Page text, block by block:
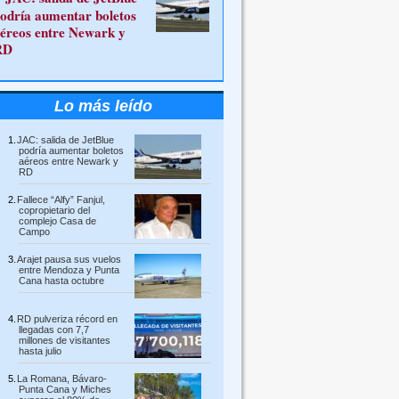
aumentar boletos
entre Newark y
Lo más leído
JAC: salida de JetBlue
podría aumentar boletos
aéreos entre Newark y
RD
Fallece “Alfy” Fanjul,
copropietario del
complejo Casa de
Campo
Arajet pausa sus vuelos
entre Mendoza y Punta
Cana hasta octubre
RD pulveriza récord en
llegadas con 7,7
millones de visitantes
hasta julio
La Romana, Bávaro-
Punta Cana y Miches